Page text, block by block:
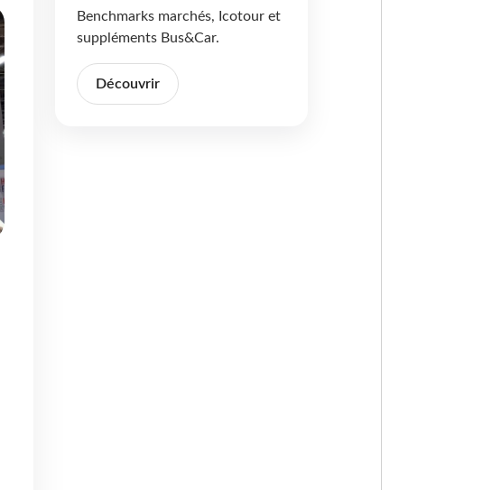
Benchmarks marchés, Icotour et
suppléments Bus&Car.
Découvrir